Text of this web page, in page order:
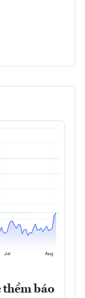
thềm báo